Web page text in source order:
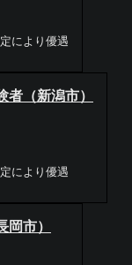
により優遇
（新潟市）
により優遇
市）